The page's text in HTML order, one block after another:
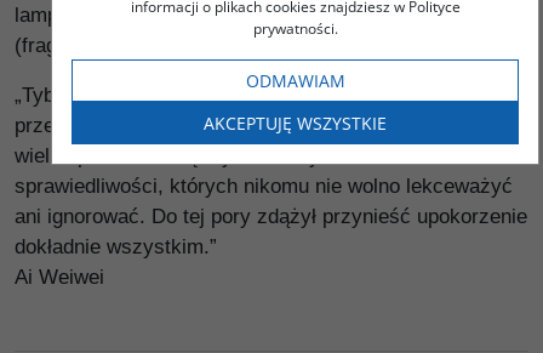
lampki”. Jak na ołtarzu, przed posągiem Buddy.
(fragment rozdziału "Samospalenie jako protest")
„Tybet to niezwykle trudny przypadek, test
przestrzegania praw człowieka w Chinach i na świecie,
wielka próba dla międzynarodowych standardów
sprawiedliwości, których nikomu nie wolno lekceważyć
ani ignorować. Do tej pory zdążył przynieść upokorzenie
dokładnie wszystkim.”
Ai Weiwei
informacji o plikach cookies znajdziesz w Polityce
prywatności.
ODMAWIAM
AKCEPTUJĘ WSZYSTKIE